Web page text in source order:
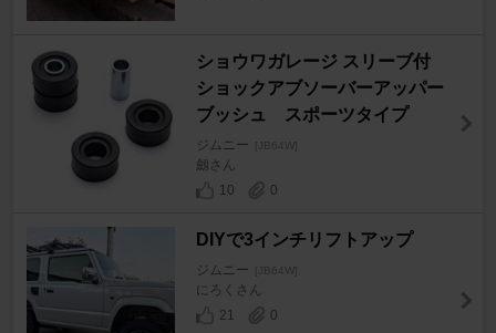
ショウワガレージ スリーブ付
ショックアブソーバーアッパー
ブッシュ スポーツタイプ
ジムニー [JB64W]
劔さん
10
0
DIYで3インチリフトアップ
ジムニー [JB64W]
にろくさん
21
0